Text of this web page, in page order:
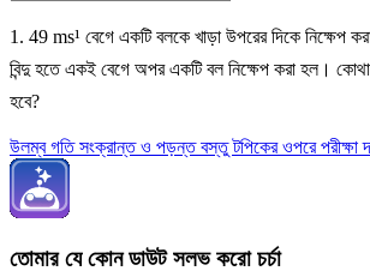
1. 49 ms¹ বেগে একটি বলকে খাড়া উপরের দিকে নিক্ষেপ
বিন্দু হতে একই বেগে অপর একটি বল নিক্ষেপ করা হল।
হবে?
উলম্ব গতি সংক্রান্ত ও পড়ন্ত বস্তু টপিকের ওপরে পরীক্ষা
তোমার যে কোন ডাউট সলভ করো চর্চা